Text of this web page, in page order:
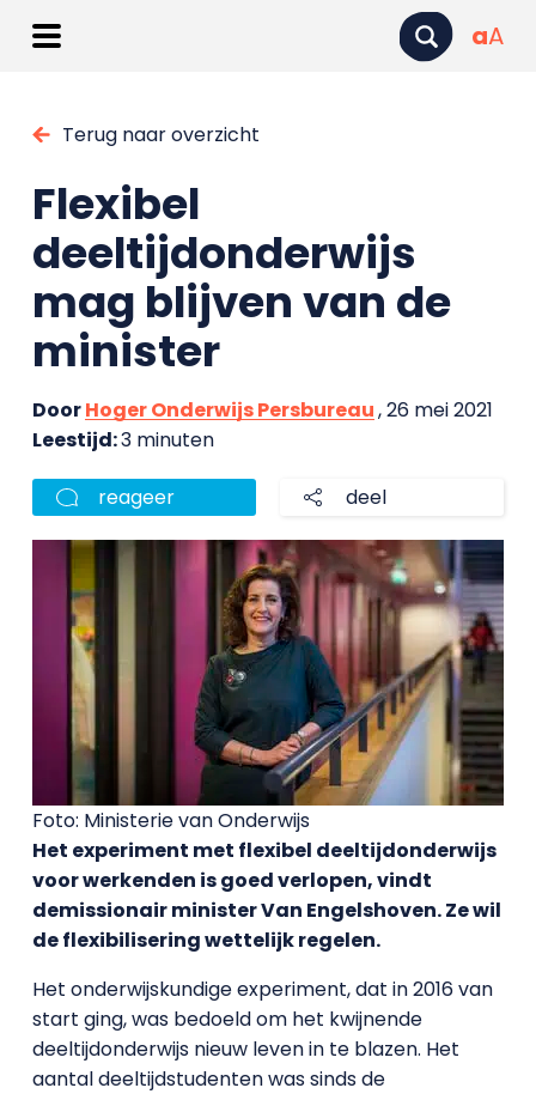
aA
Terug naar overzicht
Flexibel
deeltijdonderwijs
mag blijven van de
minister
DoorHoger Onderwijs Persbureau, 26 mei 2021
Leestijd:3 minuten
reageer deel
Foto: Ministerie van Onderwijs
Het experiment met flexibel deeltijdonderwijs
voor werkenden is goed verlopen, vindt
demissionair minister Van Engelshoven. Ze wil
de flexibilisering wettelijk regelen.
Het onderwijskundige experiment, dat in 2016 van
start ging, was bedoeld om het kwijnende
deeltijdonderwijs nieuw leven in te blazen. Het
aantal deeltijdstudenten was sinds de